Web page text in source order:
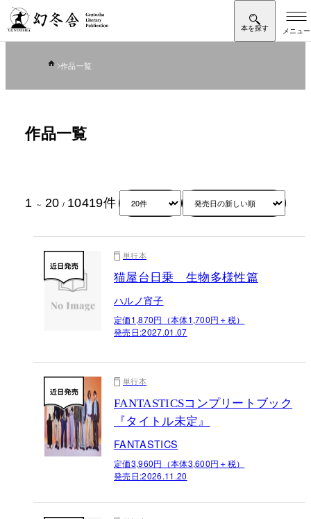
作品一覧
作品一覧
1 ～ 20 / 10419件
単行本
猫屋台日乗 生物多様性篇
ハルノ宵子
定価1,870円（本体1,700円＋税）
発売日:2027.01.07
単行本
FANTASTICSコンプリートブック
『タイトル未定』
FANTASTICS
定価3,960円（本体3,600円＋税）
発売日:2026.11.20